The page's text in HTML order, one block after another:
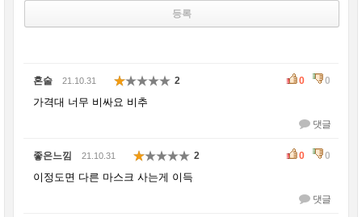
혼술 21.10.31 2
가격대 너무 비싸요 비추
댓글
0 0
좋은느낌 21.10.31 2
이정도면 다른 마스크 사는게 이득
댓글
0 0